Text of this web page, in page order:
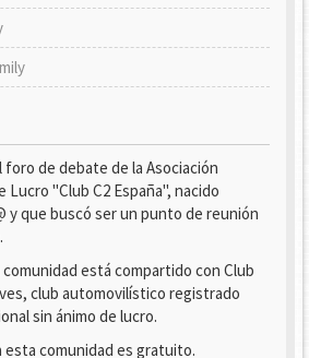
foro de debate de la Asociación
Lucro "Club C2 España", nacido
y que buscó ser un punto de reunión
está compartido con Club
club automovilístico registrado
sin ánimo de lucro.
esta comunidad es gratuito.